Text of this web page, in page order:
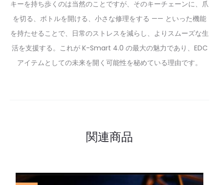
キーを持ち歩くのは当然のことですが、そのキーチェーンに、爪
を切る、ボトルを開ける、小さな修理をする —— といった機能
を持たせることで、日常のストレスを減らし、よりスムーズな生
活を支援する。これが K-Smart 4.0 の最大の魅力であり、EDC
アイテムとしての未来を開く可能性を秘めている理由です。
関連商品